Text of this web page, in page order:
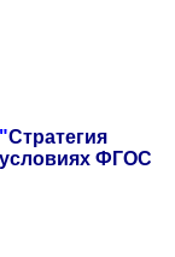
Стратегия
ФГОС